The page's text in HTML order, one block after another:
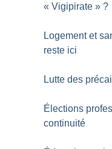
« Vigipirate » ?
Logement et
reste ici
Lutte des
Élections
continuité